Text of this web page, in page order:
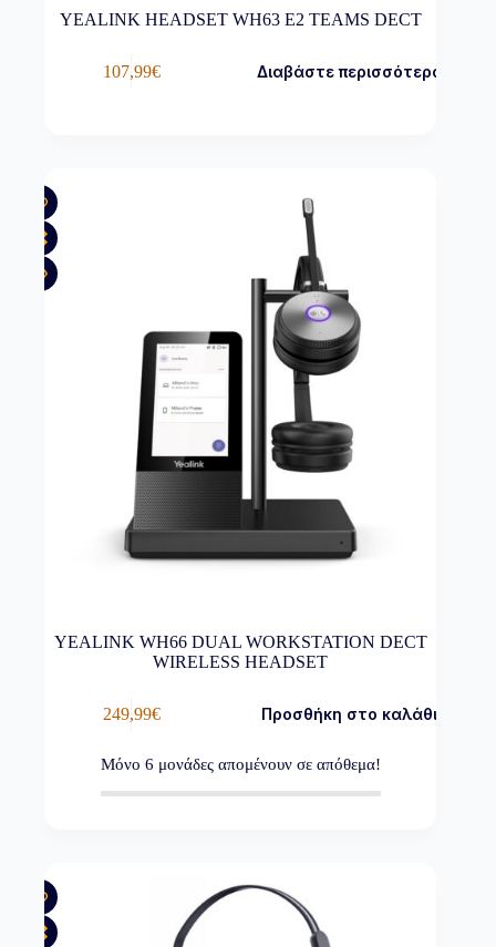
YEALINK HEADSET WH63 E2 TEAMS DECT
107,99€ Διαβάστε περισσότερα
YEALINK WH66 DUAL WORKSTATION DECT
WIRELESS HEADSET
249,99€ Προσθήκη στο καλάθι
Μόνο 6 μονάδες απομένουν σε απόθεμα!